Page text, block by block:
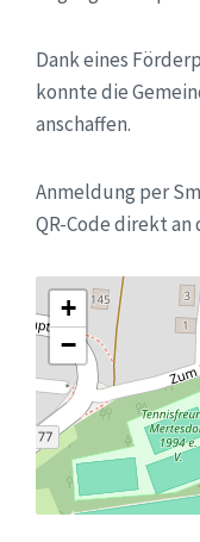
Dank eines
konnte die
anschaffen.
Anmeldung per
QR-Code direkt
+
−